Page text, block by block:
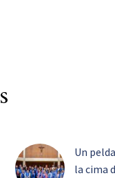
Un
la cima